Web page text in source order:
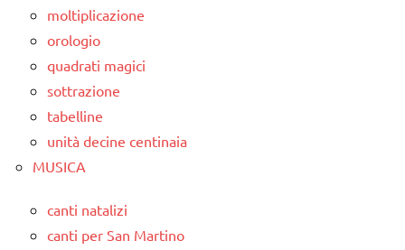
moltiplicazione
orologio
quadrati magici
sottrazione
tabelline
unità decine centinaia
MUSICA
canti natalizi
canti per San Martino